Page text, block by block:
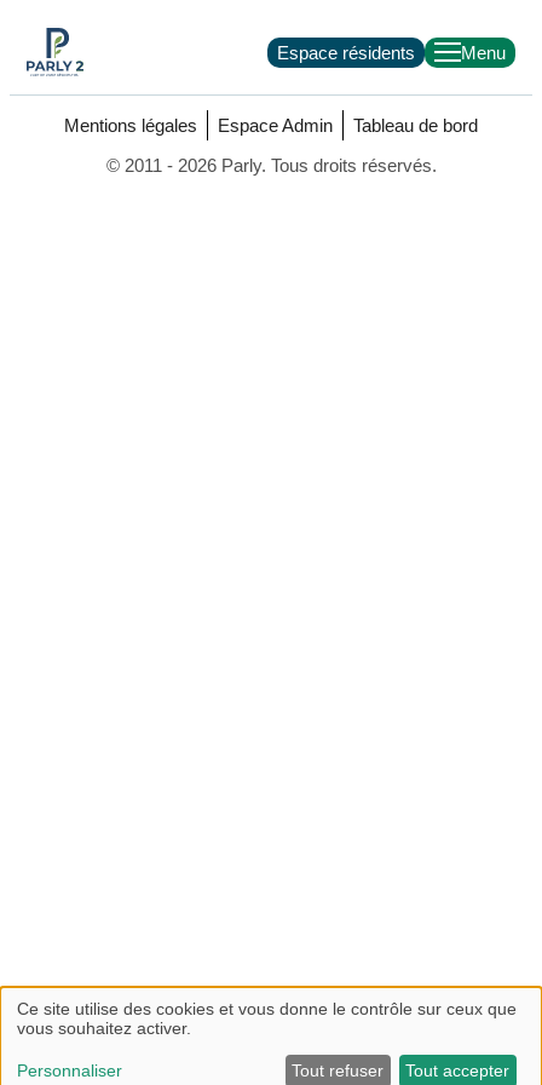
Espace résidents
Mentions légales Espace Admin
Tableau de bord
© 2011 - 2026 Parly. Tous droits réservés.
Ce site utilise des cookies et vous donne le contrôle sur ceux que
vous souhaitez activer.
Personnaliser Tout refuser Tout accepter